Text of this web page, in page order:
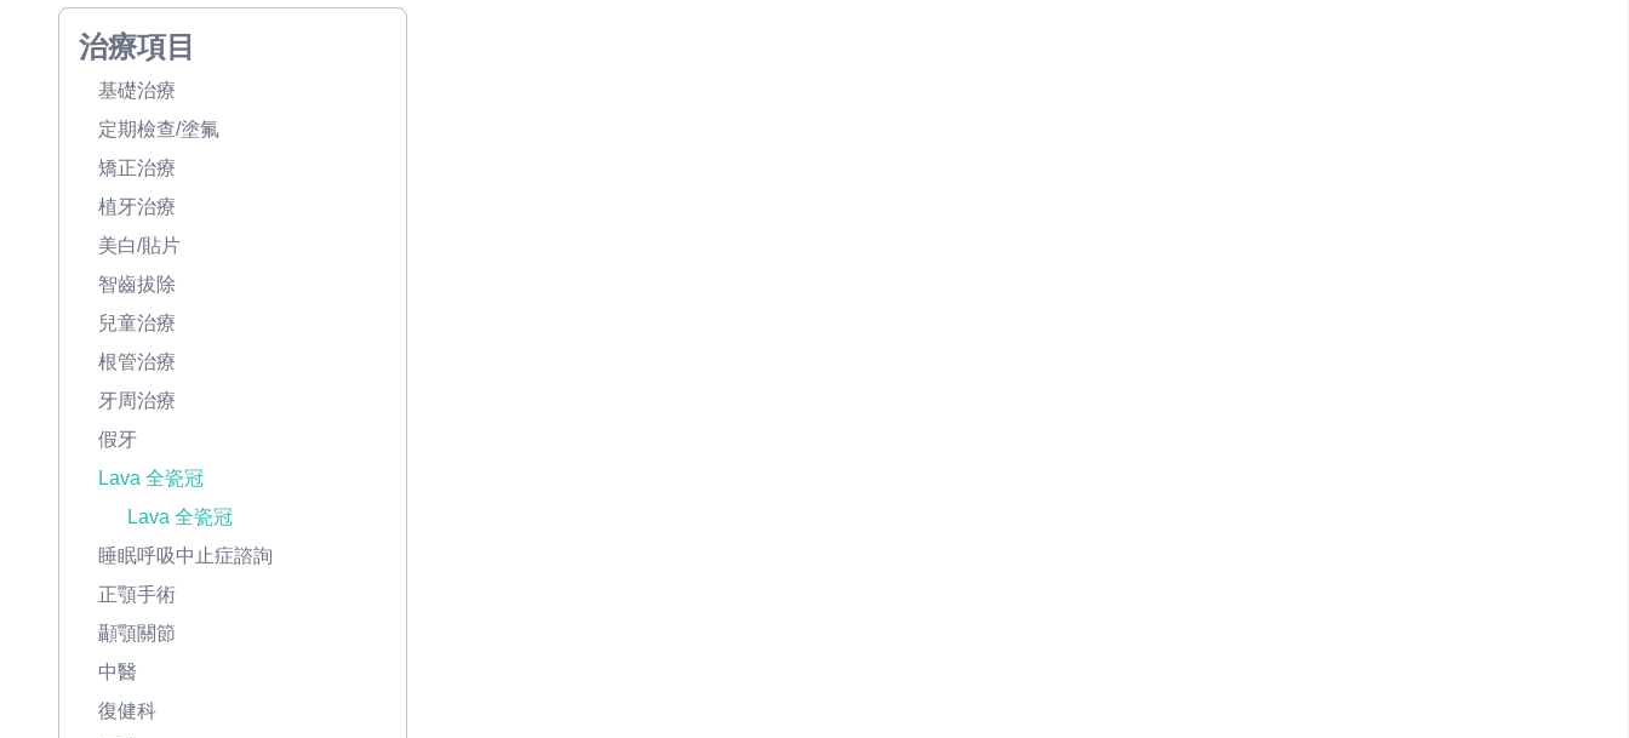
治療項目
基礎治療
定期檢查/塗氟
矯正治療
植牙治療
美白/貼片
智齒拔除
兒童治療
根管治療
牙周治療
假牙
Lava 全瓷冠
Lava 全瓷冠
睡眠呼吸中止症諮詢
正顎手術
顳顎關節
中醫
復健科